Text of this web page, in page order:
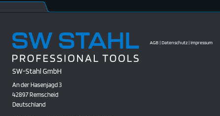
AGB|Datenschutz|Impressum
SW-Stahl GmbH
An der Hasenjagd 3
42897 Remscheid
Deutschland